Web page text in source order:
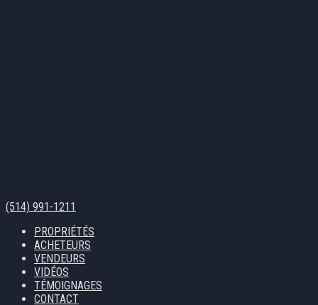
(514) 991-1211
PROPRIÉTÉS
ACHETEURS
VENDEURS
VIDÉOS
TÉMOIGNAGES
CONTACT